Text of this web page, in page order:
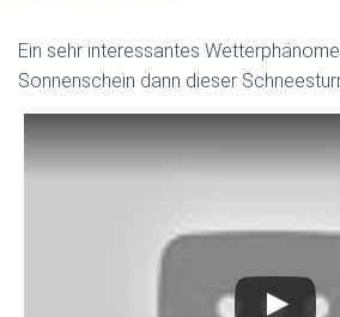
Ein sehr interessantes
Sonnenschein dann dieser